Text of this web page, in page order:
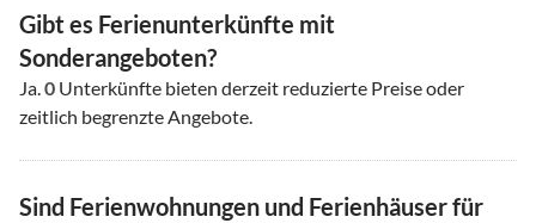
Gibt es Ferienunterkünfte mit
Sonderangeboten?
Ja. 0 Unterkünfte bieten derzeit reduzierte Preise oder
zeitlich begrenzte Angebote.
Sind Ferienwohnungen und Ferienhäuser für